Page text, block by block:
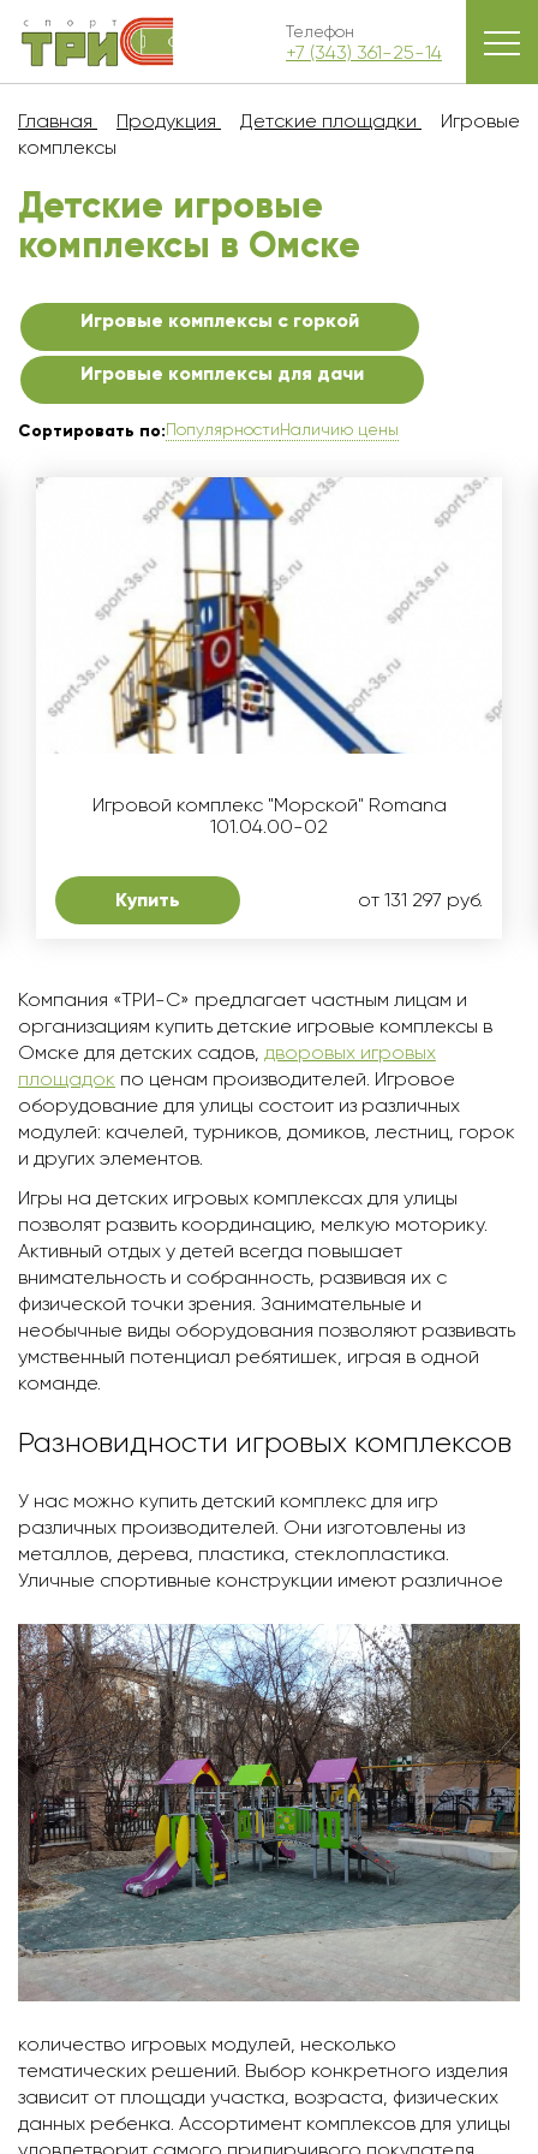
Телефон
+7 (343) 361-25-14
Главная Продукция Детские площадки
Игровые
комплексы
Детские игровые
комплексы в Омскe
Игровые комплексы с горкой
Игровые комплексы для дачи
Сортировать по:ПопулярностиНаличию цены
Игровой комплекс "Морской" Romana
101.04.00-02
Купить от 131 297 руб.
Компания «ТРИ-С» предлагает частным лицам и
организациям купить детские игровые комплексы в
Омскe для детских садов, дворовых игровых
площадок по ценам производителей. Игровое
оборудование для улицы состоит из различных
модулей: качелей, турников, домиков, лестниц, горок
и других элементов.
Игры на детских игровых комплексах для улицы
позволят развить координацию, мелкую моторику.
Активный отдых у детей всегда повышает
внимательность и собранность, развивая их с
физической точки зрения. Занимательные и
необычные виды оборудования позволяют развивать
умственный потенциал ребятишек, играя в одной
команде.
Разновидности игровых комплексов
У нас можно купить детский комплекс для игр
различных производителей. Они изготовлены из
металлов, дерева, пластика, стеклопластика.
Уличные спортивные конструкции имеют различное
количество игровых модулей, несколько
тематических решений. Выбор конкретного изделия
зависит от площади участка, возраста, физических
данных ребенка. Ассортимент комплексов для улицы
удовлетворит самого придирчивого покупателя.